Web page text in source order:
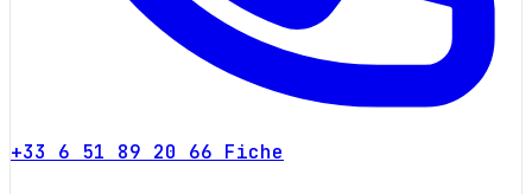
+33 6 51 89 20 66 Fiche